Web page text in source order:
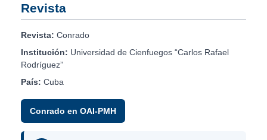
Revista
Revista: Conrado
Institución: Universidad de Cienfuegos “Carlos Rafael
Rodríguez”
País: Cuba
Conrado en OAI-PMH